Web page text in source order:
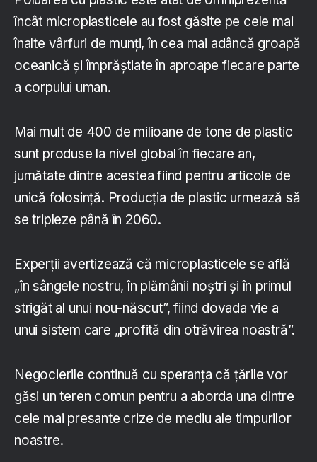
încât microplasticele au fost găsite pe cele mai
înalte vârfuri de munți, în cea mai adâncă groapă
oceanică și împrăștiate în aproape fiecare parte
a corpului uman.
Mai mult de 400 de milioane de tone de plastic
sunt produse la nivel global în fiecare an,
jumătate dintre acestea fiind pentru articole de
unică folosință. Producția de plastic urmează să
se tripleze până în 2060.
Experții avertizează că microplasticele se află
„în sângele nostru, în plămânii noștri și în primul
strigăt al unui nou-născut”, fiind dovada vie a
unui sistem care „profită din otrăvirea noastră”.
Negocierile continuă cu speranța că țările vor
găsi un teren comun pentru a aborda una dintre
cele mai presante crize de mediu ale timpurilor
noastre.